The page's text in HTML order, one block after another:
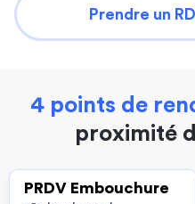
Prendre un
4 points de
proximité
PRDV Embouchure